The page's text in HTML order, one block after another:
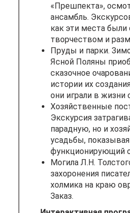
«Прешпекта»,
ансамбль.
как эти места
творчеством и
Пруды и парки.
Ясной Поляны
сказочное
истории их
они играли в жизни
Хозяйственные
Экскурсия
парадную, но и
усадьбы,
функционирующий
Могила Л.Н.
захоронения
холмика на краю
Заказ.